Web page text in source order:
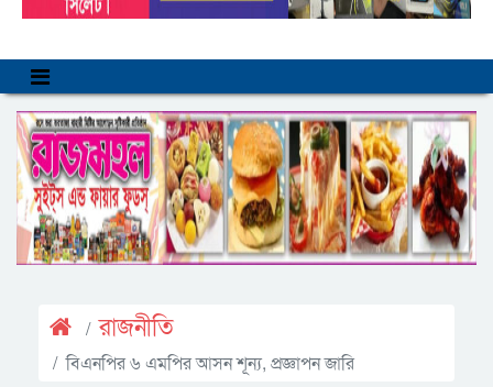
রাজনীতি
বিএনপির ৬ এমপির আসন শূন্য, প্রজ্ঞাপন জারি